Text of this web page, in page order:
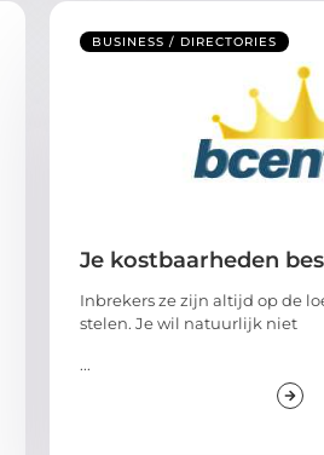
BUSINESS / DIRECTORIES
Je kostbaarheden
Inbrekers ze zijn altijd op de
stelen. Je wil natuurlijk niet
...